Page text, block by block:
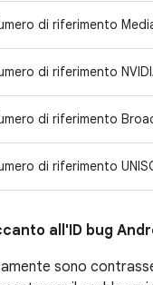
di riferimento
di riferimento
di riferimento
di riferimento
all'ID bug
sono